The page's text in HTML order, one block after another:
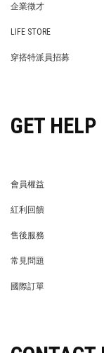
企業徵才
LIFE STORE
穿搭特派員招募
GET HELP
會員權益
紅利回饋
售後服務
常見問題
國際訂單